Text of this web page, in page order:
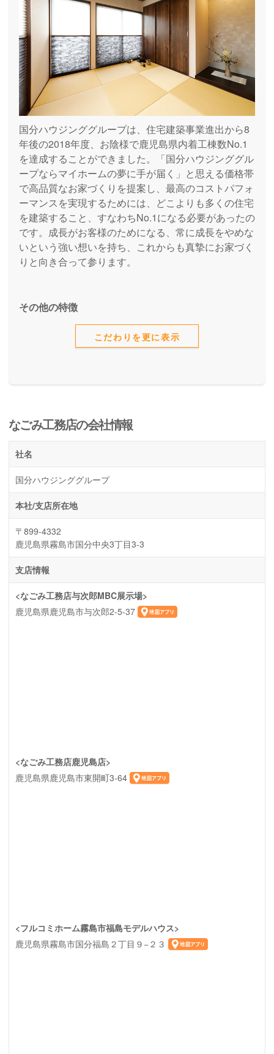
国分ハウジンググループは、住宅建築事業進出から8
年後の2018年度、お陰様で鹿児島県内着工棟数No.1
を達成することができました。「国分ハウジンググル
ープならマイホームの夢に手が届く」と思える価格帯
で高品質なお家づくりを提案し、最高のコストパフォ
ーマンスを実現するためには、どこよりも多くの住宅
を建築すること、すなわちNo.1になる必要があったの
です。成長がお客様のためになる、常に成長をやめな
いという強い想いを持ち、これからも真摯にお家づく
りと向き合って参ります。
その他の特徴
こだわりを更に表示
なごみ工務店の会社情報
社名
国分ハウジンググループ
本社/支店所在地
〒899-4332
鹿児島県霧島市国分中央3丁目3-3
支店情報
<なごみ工務店与次郎MBC展示場>
鹿児島県鹿児島市与次郎2-5-37
<なごみ工務店鹿児島店>
鹿児島県鹿児島市東開町3-64
<フルコミホーム霧島市福島モデルハウス>
鹿児島県霧島市国分福島２丁目９−２３